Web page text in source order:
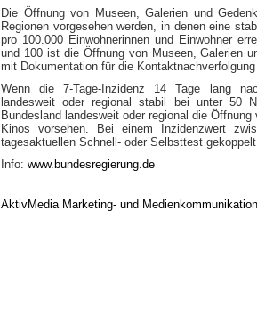
Die Öffnung von Museen, Galerien und
Regionen vorgesehen werden, in denen eine
pro 100.000 Einwohnerinnen und Einwohner
und 100 ist die Öffnung von Museen, Galerien
mit Dokumentation für die
Wenn die 7-Tage-Inzidenz 14 Tage lang
landesweit oder regional stabil bei unter 50
Bundesland landesweit oder regional die
Kinos vorsehen. Bei einem Inzidenzwert
tagesaktuellen Schnell- oder Selbsttest
Info: www.bundesregierung.de
AktivMedia Marketing- und